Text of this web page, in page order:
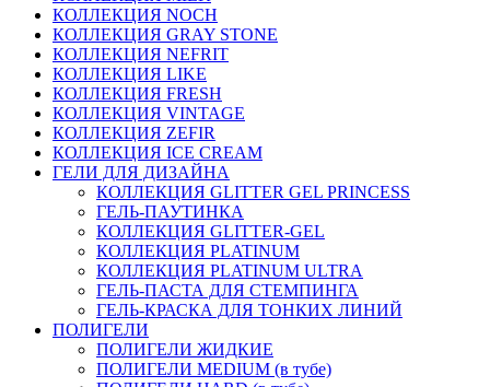
КОЛЛЕКЦИЯ NOCH
КОЛЛЕКЦИЯ GRAY STONE
КОЛЛЕКЦИЯ NEFRIT
КОЛЛЕКЦИЯ LIKE
КОЛЛЕКЦИЯ FRESH
КОЛЛЕКЦИЯ VINTAGE
КОЛЛЕКЦИЯ ZEFIR
КОЛЛЕКЦИЯ ICE CREAM
ГЕЛИ ДЛЯ ДИЗАЙНА
КОЛЛЕКЦИЯ GLITTER GEL PRINCESS
ГЕЛЬ-ПАУТИНКА
КОЛЛЕКЦИЯ GLITTER-GEL
КОЛЛЕКЦИЯ PLATINUM
КОЛЛЕКЦИЯ PLATINUM ULTRA
ГЕЛЬ-ПАСТА ДЛЯ СТЕМПИНГА
ГЕЛЬ-КРАСКА ДЛЯ ТОНКИХ ЛИНИЙ
ПОЛИГЕЛИ
ПОЛИГЕЛИ ЖИДКИЕ
ПОЛИГЕЛИ MEDIUM (в тубе)